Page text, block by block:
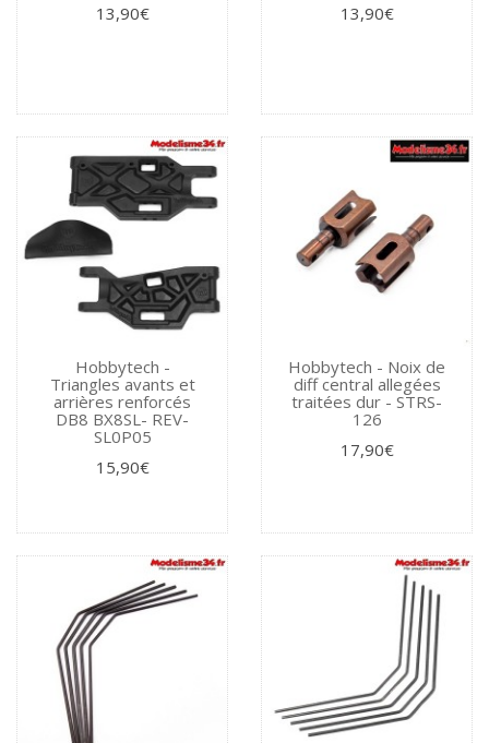
13,90€
13,90€
Hobbytech -
Triangles avants et
arrières renforcés
DB8 BX8SL- REV-
SL0P05
15,90€
Hobbytech - Noix de
diff central allegées
traitées dur - STRS-
126
17,90€